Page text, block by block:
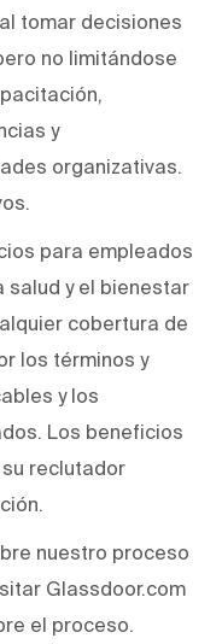
tomar decisiones
no limitándose
y
organizativas.
para empleados
salud y el bienestar
cobertura de
los términos y
y los
Los beneficios
reclutador
nuestro proceso
Glassdoor.com
el proceso.